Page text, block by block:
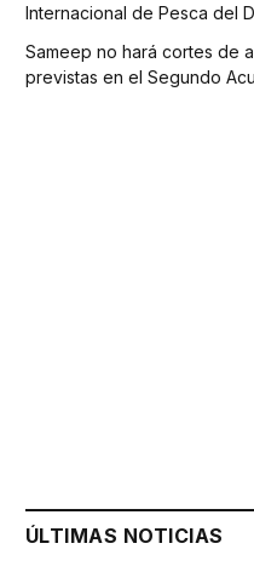
Internacional de Pesca del
Sameep no hará cortes de
previstas en el Segundo
ÚLTIMAS NOTICIAS